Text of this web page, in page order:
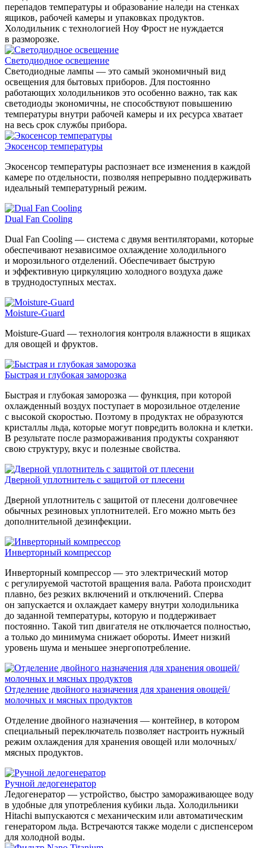
перепадов температуры и образование наледи на стенках
ящиков, рабочей камеры и упаковках продуктов.
Холодильник с технологией Ноу Фрост не нуждается
в разморозке.
Светодиодное освещение
Светодиодные лампы — это самый экономичный вид
освещения для бытовых приборов. Для постоянно
работающих холодильников это особенно важно, так как
светодиоды экономичны, не способствуют повышению
температуры внутри рабочей камеры и их ресурса хватает
на весь срок службы прибора.
Экосенсор температуры
Экосенсор температуры распознает все изменения в каждой
камере по отдельности, позволяя непрерывно поддерживать
идеальный температурный режим.
Dual Fan Cooling
Dual Fan Cooling — система с двумя вентиляторами, которые
обеспечивают независимое охлаждение холодильного
и морозильного отделений. Обеспечивает быструю
и эффективную циркуляцию холодного воздуха даже
в труднодоступных местах.
Moisture-Guard
Moisture-Guard — технология контроля влажности в ящиках
для овощей и фруктов.
Быстрая и глубокая заморозка
Быстрая и глубокая заморозка — функция, при которой
охлажденный воздух поступает в морозильное отделение
с высокой скоростью. Поэтому в продуктах не образуются
кристаллы льда, которые могут повредить волокна и клетки.
В результате после размораживания продукты сохраняют
свою структуру, вкус и полезные свойства.
Дверной уплотнитель с защитой от плесени
Дверной уплотнитель с защитой от плесени долговечнее
обычных резиновых уплотнителей. Его можно мыть без
дополнительной дезинфекции.
Инверторный компрессор
Инверторный компрессор — это электрический мотор
с регулируемой частотой вращения вала. Работа происходит
плавно, без резких включений и отключений. Сперва
он запускается и охлаждает камеру внутри холодильника
до заданной температуры, которую и поддерживает
постоянно. Такой тип двигателя не отключается полностью,
а только до минимума снижает обороты. Имеет низкий
уровень шума и меньшее энергопотребление.
Отделение двойного назначения для хранения овощей/
молочных и мясных продуктов
Отделение двойного назначения — контейнер, в котором
специальный переключатель позволяет настроить нужный
режим охлаждения для хранения овощей или молочных/
мясных продуктов.
Ручной ледогенератор
Ледогенератор — устройство, быстро замораживающее воду
в удобные для употребления кубики льда. Холодильники
Hitachi выпускаются с механическим или автоматическим
генератором льда. Встречаются также модели с диспенсером
для холодной воды.